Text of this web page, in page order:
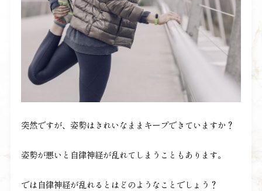
突然ですが、姿勢はきれいなままキープできていますか？
姿勢が悪いと自律神経が乱れてしまうこともあります。
では自律神経が乱れるとはどのようなことでしょう？